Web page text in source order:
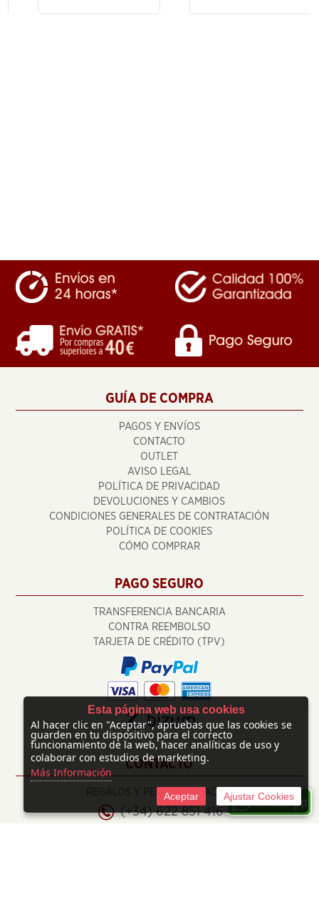
GUÍA DE COMPRA
PAGOS Y ENVÍOS
CONTACTO
OUTLET
AVISO LEGAL
POLÍTICA DE PRIVACIDAD
DEVOLUCIONES Y CAMBIOS
CONDICIONES GENERALES DE CONTRATACIÓN
POLÍTICA DE COOKIES
CÓMO COMPRAR
PAGO SEGURO
TRANSFERENCIA BANCARIA
CONTRA REEMBOLSO
TARJETA DE CRÉDITO (TPV)
CONTACTO
REGALOS Y PERSONALIZADOS
(+34) 622 851 416
Esta página web usa cookies
Al hacer clic en "Aceptar", apruebas que las cookies se
guarden en tu dispositivo para el correcto
funcionamiento de la web, hacer analíticas de uso y
colaborar con estudios de marketing.
Más Información
Aceptar Ajustar Cookies